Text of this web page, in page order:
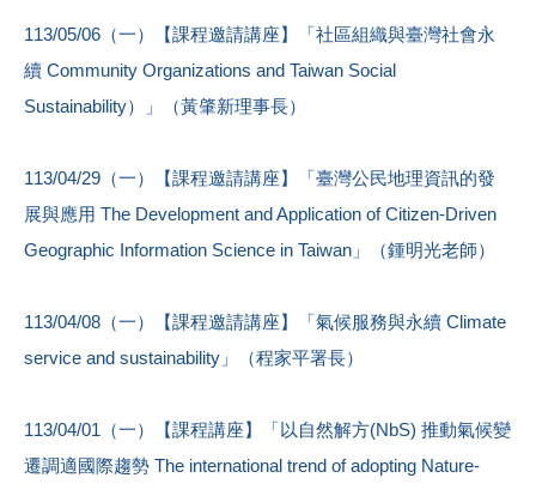
113/05/06（一）【課程邀請講座】「社區組織與臺灣社會永
續 Community Organizations and Taiwan Social
Sustainability）」（黃肇新理事長）
113/04/29（一）【課程邀請講座】「臺灣公民地理資訊的發
展與應用 The Development and Application of Citizen-Driven
Geographic Information Science in Taiwan」（鍾明光老師）
113/04/08（一）【課程邀請講座】「氣候服務與永續 Climate
service and sustainability」（程家平署長）
113/04/01（一）【課程講座】「以自然解方(NbS) 推動氣候變
遷調適國際趨勢 The international trend of adopting Nature-